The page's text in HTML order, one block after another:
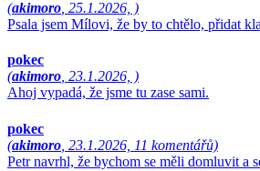
(akimoro , 25.1.2026, )
Psala jsem Mílovi, že by to chtělo, přidat
pokec
(akimoro , 23.1.2026, )
Ahoj vypadá, že jsme tu zase sami.
pokec
(akimoro , 23.1.2026, 11 komentářů)
Petr navrhl, že bychom se měli domluvit a